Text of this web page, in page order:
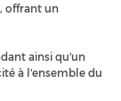
offrant un
ainsi qu'un
à l'ensemble du